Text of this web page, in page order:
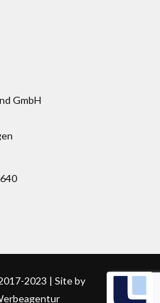
GmbH
2023 | Site by